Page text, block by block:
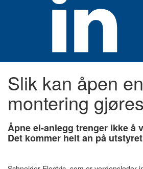
Slik kan åpen
montering
Åpne el-anlegg trenger ikke å
Det kommer helt an på